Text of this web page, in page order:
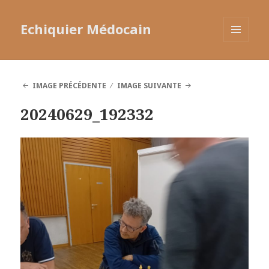
Echiquier Médocain
IMAGE PRÉCÉDENTE
IMAGE SUIVANTE
20240629_192332